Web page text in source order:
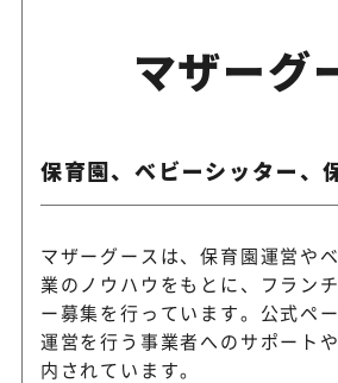
マザーグ
保育園、ベビーシッター、
マザーグースは、保育園運営や
業のノウハウをもとに、フラン
ー募集を行っています。公式ペ
運営を行う事業者へのサポート
内されています。